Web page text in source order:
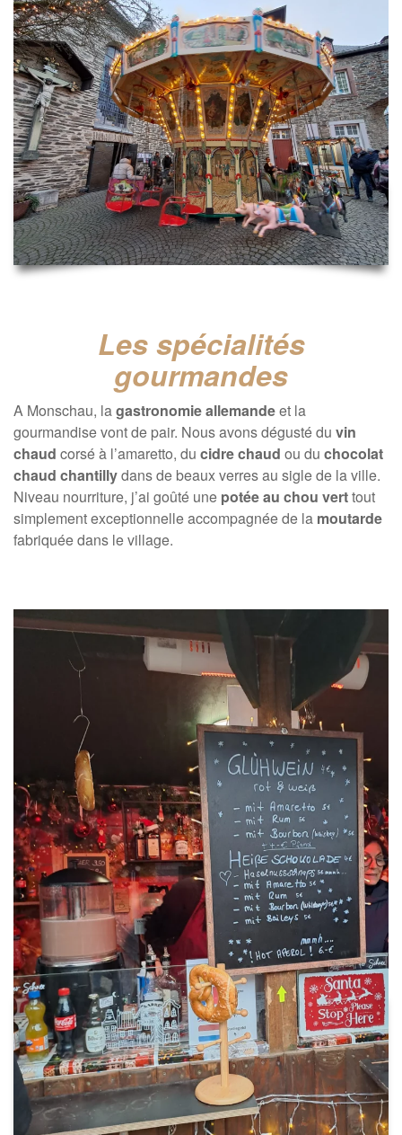
Les spécialités
gourmandes
A Monschau, lagastronomie allemandeet la
gourmandise vont de pair. Nous avons dégusté du vin
chaud corsé à l’amaretto, du cidre chaud ou du chocolat
chaud chantillydans de beaux verres au sigle de la ville.
Niveau nourriture, j’ai goûté une potée au chou verttout
simplement exceptionnelle accompagnée de la moutarde
fabriquée dans le village.